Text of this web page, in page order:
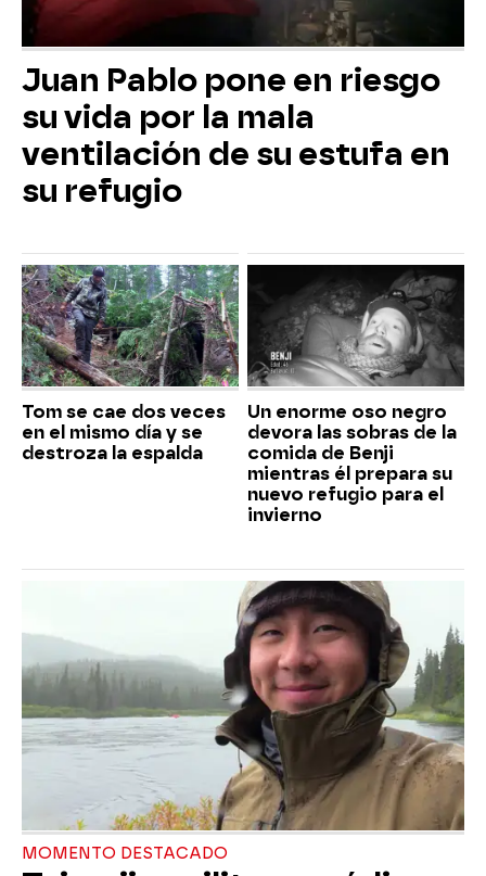
Juan Pablo pone en riesgo
su vida por la mala
ventilación de su estufa en
su refugio
Tom se cae dos veces
en el mismo día y se
destroza la espalda
Un enorme oso negro
devora las sobras de la
comida de Benji
mientras él prepara su
nuevo refugio para el
invierno
MOMENTO DESTACADO